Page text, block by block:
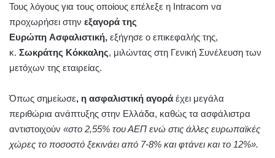
Τους λόγους για τους οποίους επέλεξε η Intracom να
προχωρήσει στην εξαγορά της
Ευρώπη Ασφαλιστική, εξήγησε ο επικεφαλής της,
κ. Σωκράτης Κόκκαλης, μιλώντας στη Γενική Συνέλευση των
μετόχων της εταιρείας.
Όπως σημείωσε, η ασφαλιστική αγορά έχει μεγάλα
περιθώρια ανάπτυξης στην Ελλάδα, καθώς τα ασφάλιστρα
αντιστοιχούν «στο 2,55% του ΑΕΠ ενώ στις άλλες ευρωπαϊκές
χώρες το ποσοστό ξεκινάει από 7-8% και φτάνει και το 12%».